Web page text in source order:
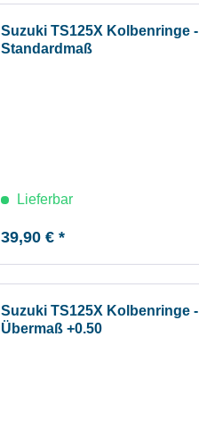
Suzuki TS125X Kolbenringe -
Standardmaß
Lieferbar
39,90 € *
Suzuki TS125X Kolbenringe -
Übermaß +0.50